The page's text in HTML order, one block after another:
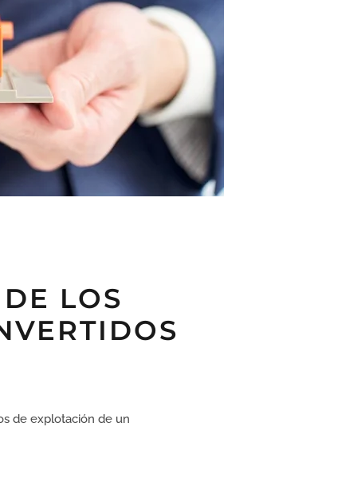
LOS
de explotación de un